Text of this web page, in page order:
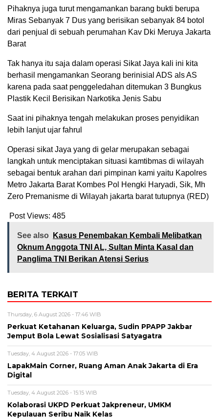
Pihaknya juga turut mengamankan barang bukti berupa
Miras Sebanyak 7 Dus yang berisikan sebanyak 84 botol
dari penjual di sebuah perumahan Kav Dki Meruya Jakarta
Barat
Tak hanya itu saja dalam operasi Sikat Jaya kali ini kita
berhasil mengamankan Seorang berinisial ADS als AS
karena pada saat penggeledahan ditemukan 3 Bungkus
Plastik Kecil Berisikan Narkotika Jenis Sabu
Saat ini pihaknya tengah melakukan proses penyidikan
lebih lanjut ujar fahrul
Operasi sikat Jaya yang di gelar merupakan sebagai
langkah untuk menciptakan situasi kamtibmas di wilayah
sebagai bentuk arahan dari pimpinan kami yaitu Kapolres
Metro Jakarta Barat Kombes Pol Hengki Haryadi, Sik, Mh
Zero Premanisme di Wilayah jakarta barat tutupnya (RED)
Post Views: 485
See also
Kasus Penembakan Kembali Melibatkan
Oknum Anggota TNI AL, Sultan Minta Kasal dan
Panglima TNI Berikan Atensi Serius
BERITA TERKAIT
Thursday, 6 August 2026 - 17:46 WIB
Perkuat Ketahanan Keluarga, Sudin PPAPP Jakbar
Jemput Bola Lewat Sosialisasi Satyagatra
Tuesday, 4 August 2026 - 17:05 WIB
LapakMain Corner, Ruang Aman Anak Jakarta di Era
Digital
Tuesday, 4 August 2026 - 15:15 WIB
Kolaborasi UKPD Perkuat Jakpreneur, UMKM
Kepulauan Seribu Naik Kelas